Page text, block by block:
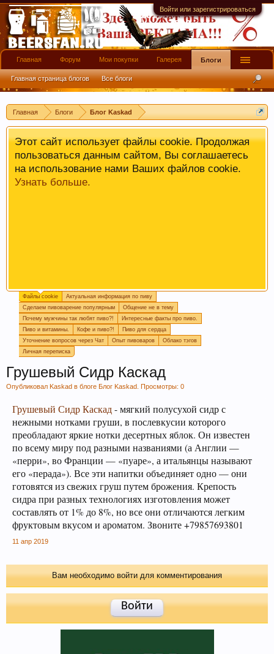
Войти или зарегистрироваться
Главная Блоги Блог Kaskad
имеют информационной ценности! СПАСИБО
Этот сайт использует файлы cookie. Продолжая
пользоваться данным сайтом, Вы соглашаетесь
на использование нами Ваших файлов cookie.
Узнать больше.
Пишите вподписьили вкалендарь варок
пиво у вас сейчас готовится, так легче дать
четкий ответ или совет.
Если Вам нравится наш сайт, форум и
интернет-магазин, пожалуйста, поделитесь
ссылкой в соц сетях и в соц закладках. Тем
самым нас станет больше :) Спасибо!
Любое общение, которое не по-теме ПРОШУ
Файлы cookie
Актуальная информация по пиву
Сделаем пивоварение популярным
Общение не в тему
Почему мужчины так любят пиво?!
Интересные факты про пиво.
Пиво и витамины.
Кофе и пиво?!
Пиво для сердца
Уточнение вопросов через Чат
Опыт пивоваров
Облако тэгов
Личная переписка
Грушевый Сидр Каскад
Опубликовал Kaskad в блоге Блог Kaskad . Просмотры: 0
Грушевый Сидр Каскад - мягкий полусухой сидр с
нежными нотками груши, в послевкусии которого
преобладают яркие нотки десертных яблок. Он известен
по всему миру под разными названиями (а Англии —
«перри», во Франции — «пуаре», а итальянцы называют
его «перада»). Все эти напитки объединяет одно — они
готовятся из свежих груш путем брожения. Крепость
сидра при разных технологиях изготовления может
составлять от 1% до 8%, но все они отличаются легким
фруктовым вкусом и ароматом. Звоните +79857693801
11 апр 2019
Вам необходимо войти для комментирования
Войти
Главная Форум Мои покупки Галерея Блоги
Главная страница блогов Все блоги